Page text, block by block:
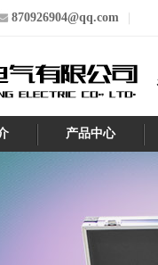
870926904@qq.com
产品中心